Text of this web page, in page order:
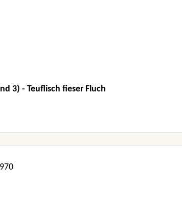
3) - Teuflisch fieser Fluch